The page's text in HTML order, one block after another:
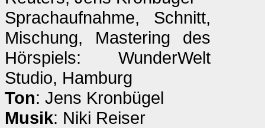
Sprachaufnahme, Schnitt,
Mischung, Mastering des
Hörspiels: WunderWelt
Studio, Hamburg
Ton: Jens Kronbügel
Musik: Niki Reiser